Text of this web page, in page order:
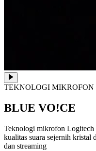
TEKNOLOGI MIKROFON
BLUE VO!CE
Teknologi mikrofon
kualitas suara sejernih kristal
dan streaming